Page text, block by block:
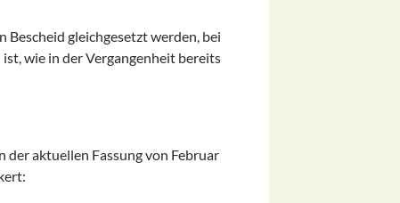
gleichgesetzt werden, bei
wie in der Vergangenheit bereits
der aktuellen Fassung von Februar